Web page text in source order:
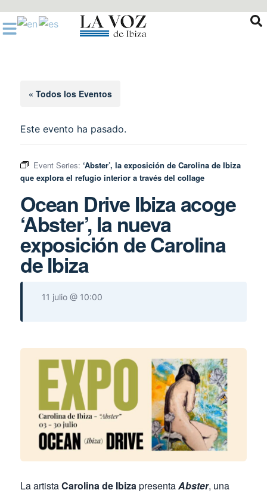
al
contenido
« Todos los Eventos
Este evento ha pasado.
Event Series: ‘Abster’, la exposición de Carolina de Ibiza
que explora el refugio interior a través del collage
Ocean Drive Ibiza acoge
‘Abster’, la nueva
exposición de Carolina
de Ibiza
11 julio @ 10:00
La artistaCarolina de IbizapresentaAbster, una